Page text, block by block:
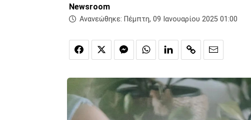
Newsroom
Ανανεώθηκε: Πέμπτη, 09 Ιανουαρίου 2025 01:00